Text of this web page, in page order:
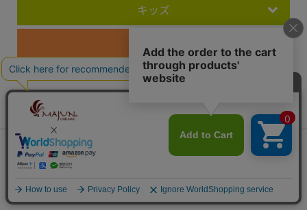
キッズ
ペア商品
MAJUN Eternal
（エターナル）
MAJUN Grasis
（グレイシス）
MAJUN Various
（ヴァリアス）
MAJUN OKINAWA
OCEAN BLUE
会員は506ポイント付与！
¥10,120税込